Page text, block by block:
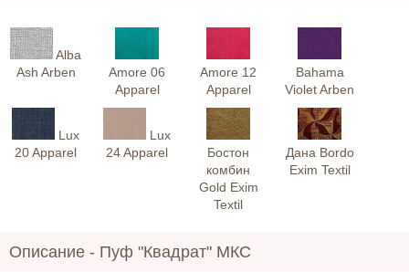
Alba
Ash Arben
Amore 06
Apparel
Amore 12
Apparel
Bahama
Violet Arben
Lux
20 Apparel
Lux
24 Apparel
Бостон
комбин
Gold Exim
Textil
Дана Bordo
Exim Textil
Описание - Пуф "Квадрат" МКС